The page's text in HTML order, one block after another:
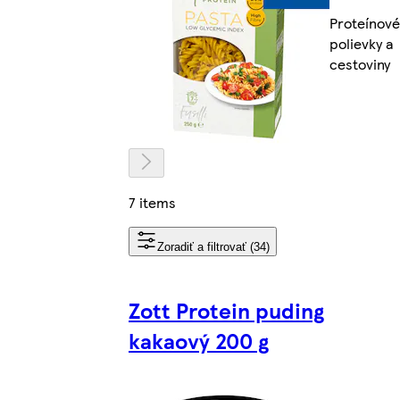
Proteínové
polievky a
cestoviny
7 items
Zoradiť a filtrovať (34)
Zott Protein puding
kakaový 200 g